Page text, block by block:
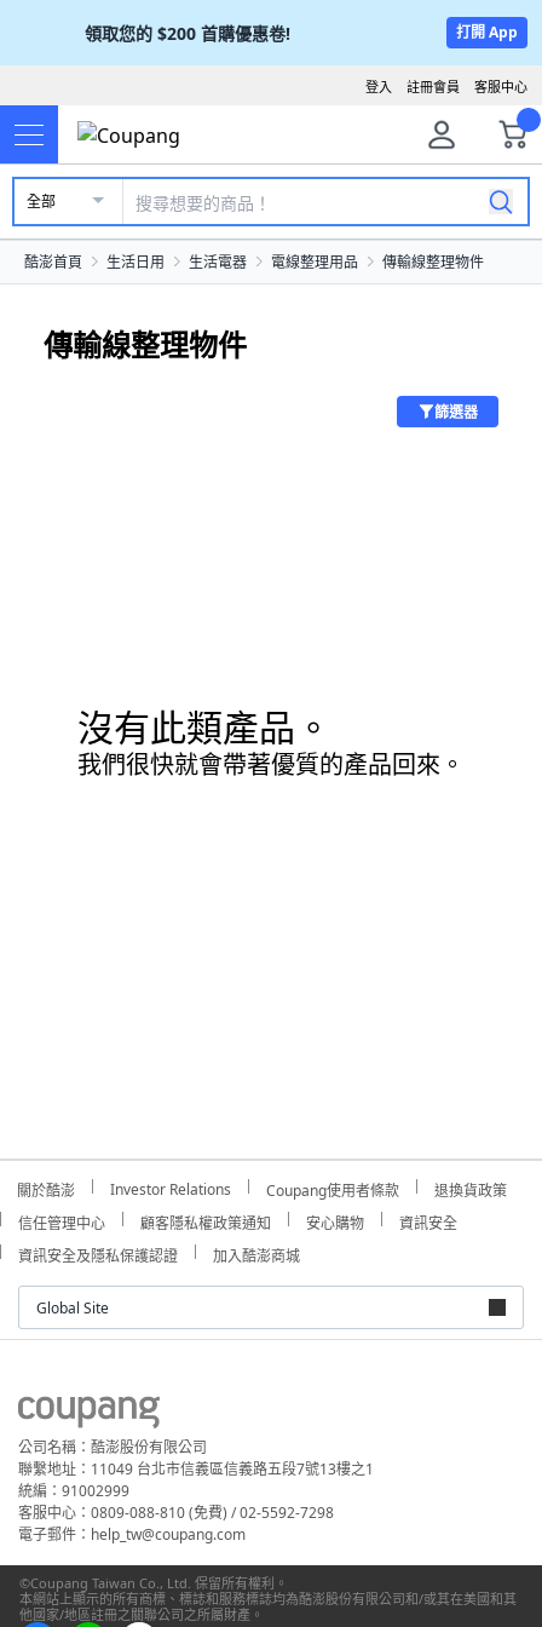
領取您的 $200 首購優惠卷! 打開 App
客服中心
註冊會員
登入
全部
酷澎首頁 生活日用 生活電器 電線整理用品 傳輸線整理物件
傳輸線整理物件
篩選器
沒有此類產品。
我們很快就會帶著優質的產品回來。
關於酷澎 Investor Relations Coupang使用者條款
退換貨政策
信任管理中心
顧客隱私權政策通知 安心購物
資訊安全
資訊安全及隱私保護認證
加入酷澎商城
Global Site
公司名稱：酷澎股份有限公司
聯繫地址：11049 台北市信義區信義路五段7號13樓之1
統編：91002999
客服中心：0809-088-810 (免費) / 02-5592-7298
電子郵件：help_tw@coupang.com
©Coupang Taiwan Co., Ltd. 保留所有權利。
本網站上顯示的所有商標、標誌和服務標誌均為酷澎股份有限公司和/或其在美國和其
他國家/地區註冊之關聯公司之所屬財產。